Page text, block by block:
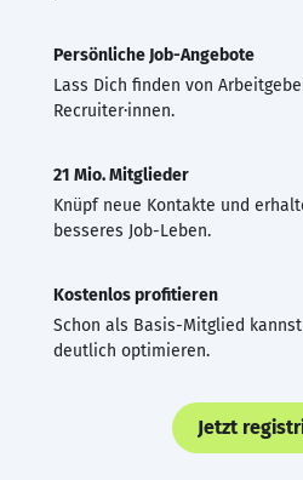
Persönliche Job-Angebote
Lass Dich finden von
Recruiter·innen.
21 Mio. Mitglieder
Knüpf neue Kontakte und
besseres Job-Leben.
Kostenlos profitieren
Schon als Basis-Mitglied kannst
deutlich optimieren.
Jetzt